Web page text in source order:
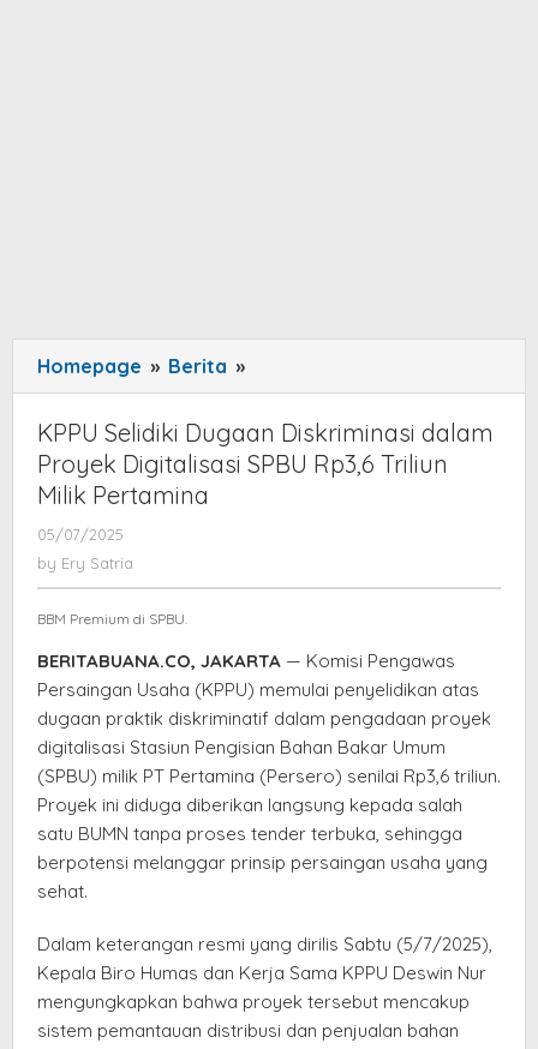
Homepage » Berita »
Selidiki
Dugaan
Diskriminasi
Rp3,6
Milik
Pertamina
KPPU Selidiki Dugaan Diskriminasi dalam
Proyek Digitalisasi SPBU Rp3,6 Triliun
Milik Pertamina
05/07/2025
by Ery Satria
BBM Premium di SPBU.
BERITABUANA.CO, JAKARTA — Komisi Pengawas
Persaingan Usaha (KPPU) memulai penyelidikan atas
dugaan praktik diskriminatif dalam pengadaan proyek
digitalisasi Stasiun Pengisian Bahan Bakar Umum
(SPBU) milik PT Pertamina (Persero) senilai Rp3,6 triliun.
Proyek ini diduga diberikan langsung kepada salah
satu BUMN tanpa proses tender terbuka, sehingga
berpotensi melanggar prinsip persaingan usaha yang
sehat.
Dalam keterangan resmi yang dirilis Sabtu (5/7/2025),
Kepala Biro Humas dan Kerja Sama KPPU Deswin Nur
mengungkapkan bahwa proyek tersebut mencakup
sistem pemantauan distribusi dan penjualan bahan